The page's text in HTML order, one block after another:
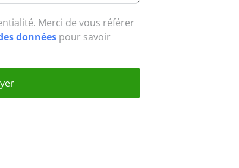
Merci de vous référer
données pour savoir